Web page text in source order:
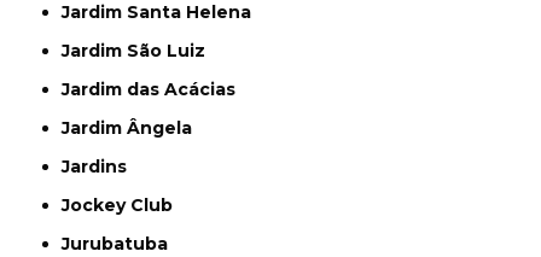
Jardim Santa Helena
Jardim São Luiz
Jardim das Acácias
Jardim Ângela
Jardins
Jockey Club
Jurubatuba